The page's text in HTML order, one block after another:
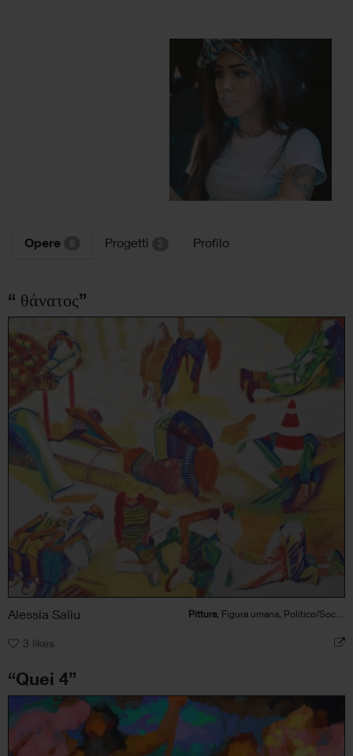
Opere Progetti Profilo
“ θάνατος”
Alessia Saliu Pittura , Figura umana, Politico/Sociale
3 likes
“Quei 4”